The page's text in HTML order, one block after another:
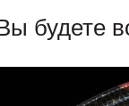
будете